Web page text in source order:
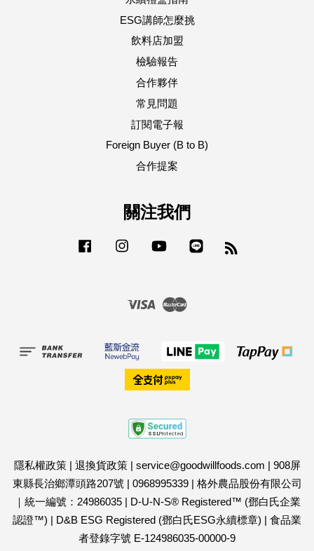
ESG講師怎麼挑
飲料店加盟
檢驗報告
合作夥伴
常見問題
訂閱電子報
Foreign Buyer (B to B)
合作提案
關注我們
Facebook Instagram YouTube
Visa
隱私權政策| 退換貨政策| service@goodwillfoods.com | 908屏
東縣長治鄉潭頭路207號 | 0968995339| 格外農品股份有限公司
｜統一編號：24986035| D-U-N-S® Registered™ (鄧白氏企業
認證™) | D&B ESG Registered (鄧白氏ESG永續標章) | 食品業
者登錄字號 E-124986035-00000-9